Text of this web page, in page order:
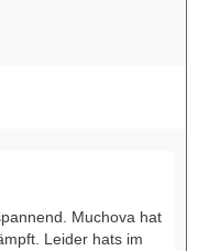
Muchova hat
Leider hats im